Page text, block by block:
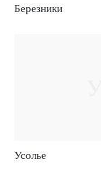
Березники
Усолье